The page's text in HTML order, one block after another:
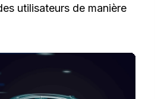
utilisateurs de manière